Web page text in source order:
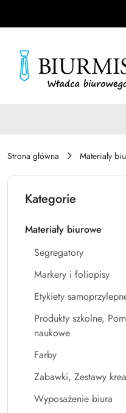
Strona główna Materiały
Kategorie
Materiały biurowe
Segregatory
Markery i foliopisy
Etykiety
Produkty szkolne,
naukowe
Farby
Zabawki, Zestawy
Wyposażenie biura